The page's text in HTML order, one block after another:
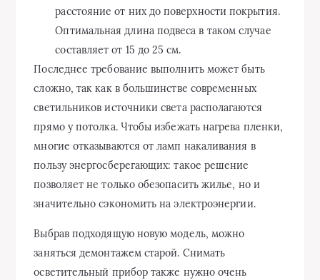
расстояние от них до поверхности покрытия.
Оптимальная длина подвеса в таком случае
составляет от 15 до 25 см.
Последнее требование выполнить может быть
сложно, так как в большинстве современных
светильников источники света располагаются
прямо у потолка. Чтобы избежать нагрева пленки,
многие отказываются от ламп накаливания в
пользу энергосберегающих: такое решение
позволяет не только обезопасить жилье, но и
значительно сэкономить на электроэнергии.
Выбрав подходящую новую модель, можно
заняться демонтажем старой. Снимать
осветительный прибор также нужно очень